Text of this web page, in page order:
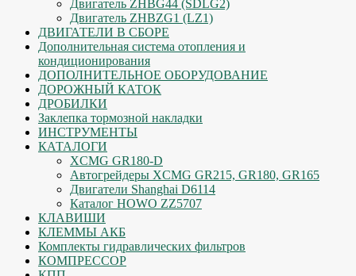
Двигатель ZHBG44 (SDLG2)
Двигатель ZHBZG1 (LZ1)
ДВИГАТЕЛИ В СБОРЕ
Дополнительная система отопления и
кондиционирования
ДОПОЛНИТЕЛЬНОЕ ОБОРУДОВАНИЕ
ДОРОЖНЫЙ КАТОК
ДРОБИЛКИ
Заклепка тормозной накладки
ИНСТРУМЕНТЫ
КАТАЛОГИ
XCMG GR180-D
Автогрейдеры XCMG GR215, GR180, GR165
Двигатели Shanghai D6114
Каталог HOWO ZZ5707
КЛАВИШИ
КЛЕММЫ АКБ
Комплекты гидравлических фильтров
КОМПРЕССОР